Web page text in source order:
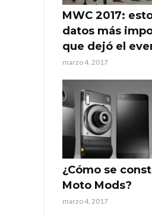
MWC 2017:
datos más
que dejó el
marzo 4, 2017
¿Cómo se
Moto Mods?
marzo 4, 2017